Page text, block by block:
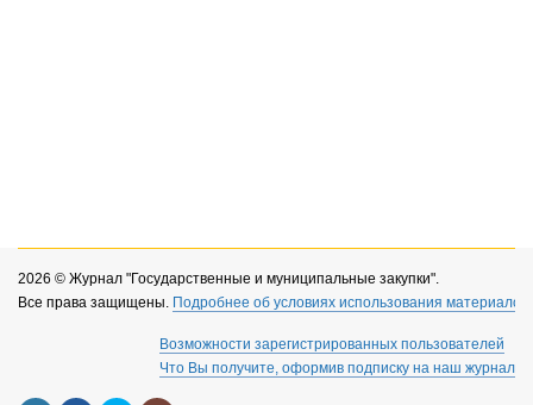
2026 © Журнал "Государственные и муниципальные закупки".
Все права защищены. Подробнее об условиях использования материалов
Возможности зарегистрированных пользователей
Что Вы получите, оформив подписку на наш журнал